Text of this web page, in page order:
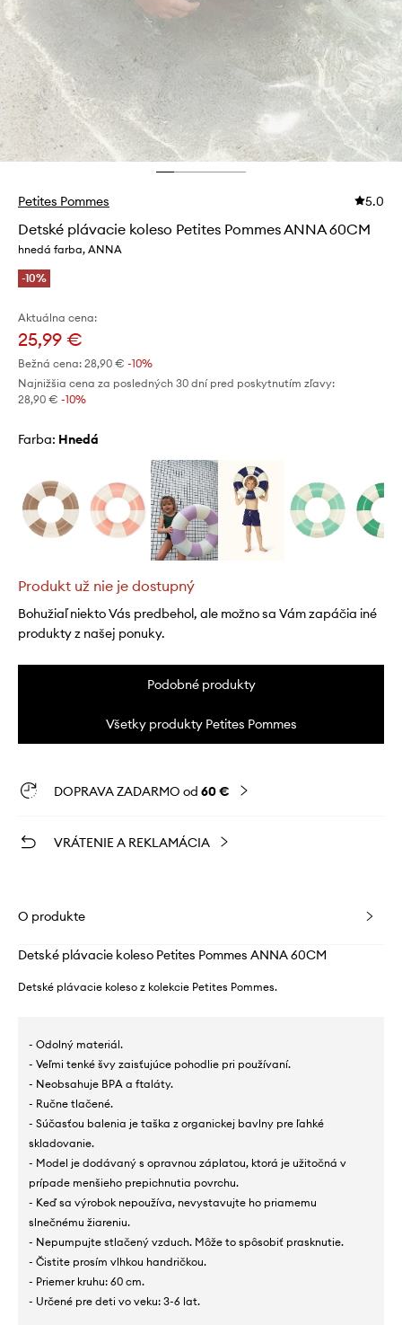
Petites Pommes 5.0
Detské plávacie koleso Petites Pommes ANNA 60CM
hnedá farba, ANNA
-10%
Aktuálna cena:
25,99 €
Bežná cena: 28,90 € -10%
Najnižšia cena za posledných 30 dní pred poskytnutím zľavy:
28,90 € -10%
Farba: hnedá
Produkt už nie je dostupný
Bohužiaľ niekto Vás predbehol, ale možno sa Vám zapáčia iné
produkty z našej ponuky.
Podobné produkty
Všetky produkty Petites Pommes
DOPRAVA ZADARMO od 60 €
VRÁTENIE A REKLAMÁCIA
O produkte
Detské plávacie koleso Petites Pommes ANNA 60CM
Detské plávacie koleso z kolekcie Petites Pommes.
- Odolný materiál.
- Veľmi tenké švy zaisťujúce pohodlie pri používaní.
- Neobsahuje BPA a ftaláty.
- Ručne tlačené.
- Súčasťou balenia je taška z organickej bavlny pre ľahké
skladovanie.
- Model je dodávaný s opravnou záplatou, ktorá je užitočná v
prípade menšieho prepichnutia povrchu.
- Keď sa výrobok nepoužíva, nevystavujte ho priamemu
slnečnému žiareniu.
- Nepumpujte stlačený vzduch. Môže to spôsobiť prasknutie.
- Čistite prosím vlhkou handričkou.
- Priemer kruhu: 60 cm.
- Určené pre deti vo veku: 3-6 lat.